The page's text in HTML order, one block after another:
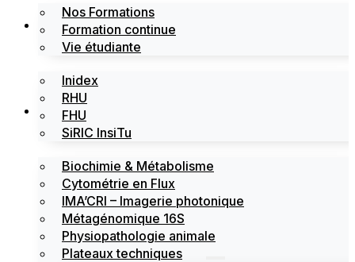
Nos Formations
Formation continue
Vie étudiante
Labels
Inidex
RHU
FHU
SiRIC InsiTu
Les plateformes
Biochimie & Métabolisme
Cytométrie en Flux
IMA’CRI – Imagerie photonique
Métagénomique 16S
Physiopathologie animale
Plateaux techniques